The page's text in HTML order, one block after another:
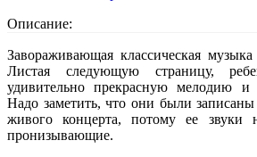
Описание:
Завораживающая классическая
Листая следующую страницу,
удивительно прекрасную мелодию
Надо заметить, что они были
живого концерта, потому ее звуки
пронизывающие.